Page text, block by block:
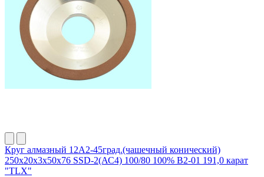
Круг алмазный 12А2-45град.(чашечный конический)
250х20х3х50х76 SSD-2(АС4) 100/80 100% В2-01 191,0 карат
"TLX"